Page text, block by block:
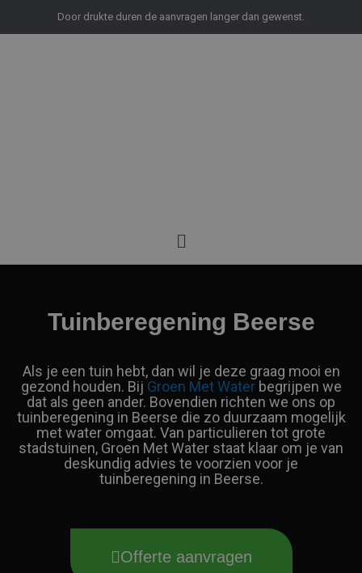
Door drukte duren de aanvragen langer dan gewenst.
Menu
Tuinberegening Beerse
Als je een tuin hebt, dan wil je deze graag mooi en
gezond houden. Bij Groen Met Waterbegrijpen we
dat als geen ander. Bovendien richten we ons op
tuinberegening in Beerse die zo duurzaam mogelijk
met water omgaat. Van particulieren tot grote
stadstuinen, Groen Met Water staat klaar om je van
deskundig advies te voorzien voor je
tuinberegening in Beerse.
Offerte aanvragen